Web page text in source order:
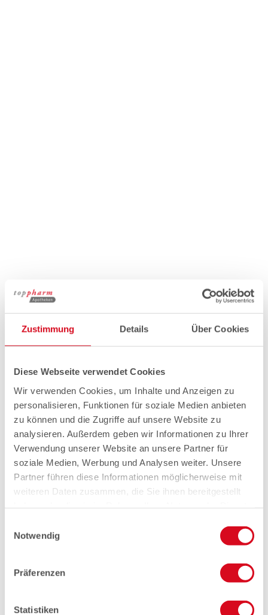
Zustimmung Details Über Cookies
Diese Webseite verwendet Cookies
Wir verwenden Cookies, um Inhalte und Anzeigen zu
personalisieren, Funktionen für soziale Medien anbieten
zu können und die Zugriffe auf unsere Website zu
analysieren. Außerdem geben wir Informationen zu Ihrer
Verwendung unserer Website an unsere Partner für
soziale Medien, Werbung und Analysen weiter. Unsere
Partner führen diese Informationen möglicherweise mit
weiteren Daten zusammen, die Sie ihnen bereitgestellt
Notwendig
Präferenzen
Statistiken